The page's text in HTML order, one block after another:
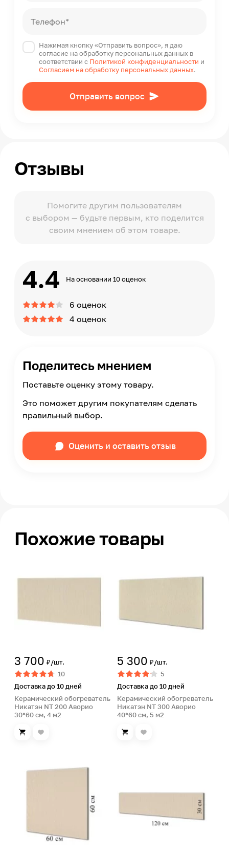
от перегрева, от брызг
Обогреватель, шнур с вилкой, напольные и
настенные крепления, инструкция, гарантийный
талон, защитный экран от прикосновения к
Особенности обогревателя
Плоский
Телефон*
Нажимая кнопку «Отправить вопрос», я даю
согласие на обработку персональных данных в
соответствии с Политикой конфиденциальности и
Согласием на обработку персональных данных.
Отправить вопрос
Отзывы
Помогите другим пользователям
с выбором — будьте первым, кто поделится
своим мнением об этом товаре.
4.4 На основании 10 оценок
6 оценок
4 оценок
Поделитесь мнением
Поставьте оценку этому товару.
Это поможет другим покупателям сделать
правильный выбор.
Оценить и оставить отзыв
Похожие товары
3 700 ₽/шт.
10
Доставка до 10 дней
Керамический обогреватель
Никатэн NT 200 Аворио
30*60 см, 4 м2
5 300 ₽/шт.
5
Доставка до 10 дней
Керамический обогреватель
Никатэн NT 300 Аворио
40*60 см, 5 м2